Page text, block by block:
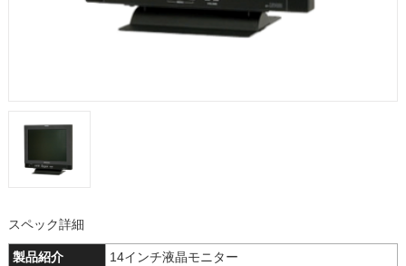
スペック詳細
製品紹介
14インチ液晶モニター